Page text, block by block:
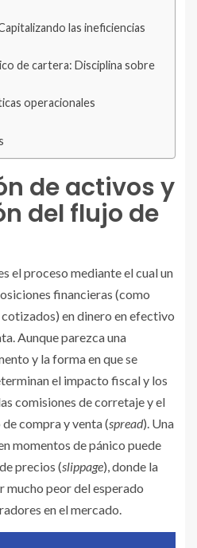
las ineficiencias
de cartera: Disciplina sobre
operacionales
de activos y
del flujo de
el proceso mediante el cual un
financieras (como
en dinero en efectivo
Aunque parezca una
y la forma en que se
el impacto fiscal y los
comisiones de corretaje y el
compra y venta (spread). Una
momentos de pánico puede
precios (slippage), donde la
mucho peor del esperado
en el mercado.